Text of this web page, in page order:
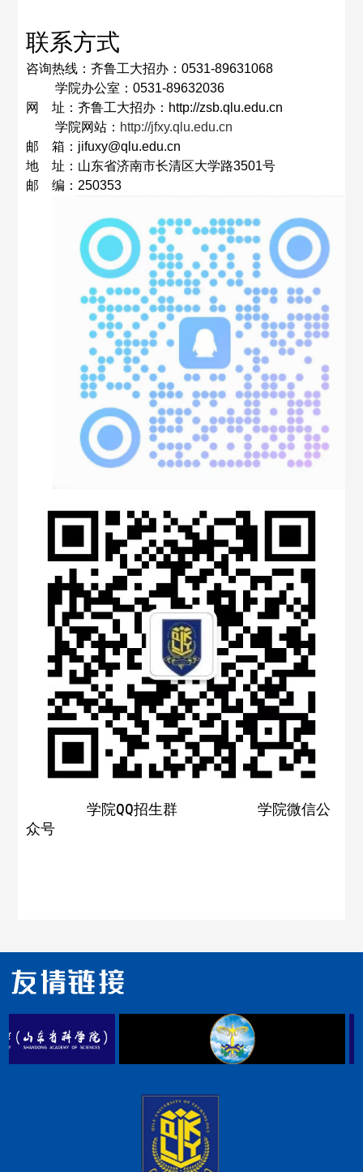
联系方式
咨询热线：齐鲁工大招办：0531-89631068
学院办公室：0531-89632036
网 址：齐鲁工大招办： http://zsb.qlu.edu.cn
学院网站： http://jfxy.qlu.edu.cn
邮 箱： jifuxy@qlu.edu.cn
地 址：山东省济南市长清区大学路3501号
邮 编： 250353
学院QQ招生群
学院微信公
众号